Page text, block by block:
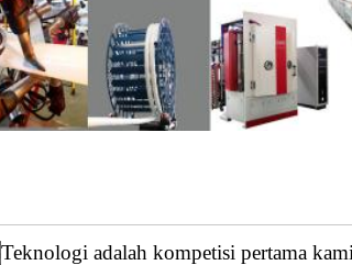
Teknologi adalah kompetisi pertama